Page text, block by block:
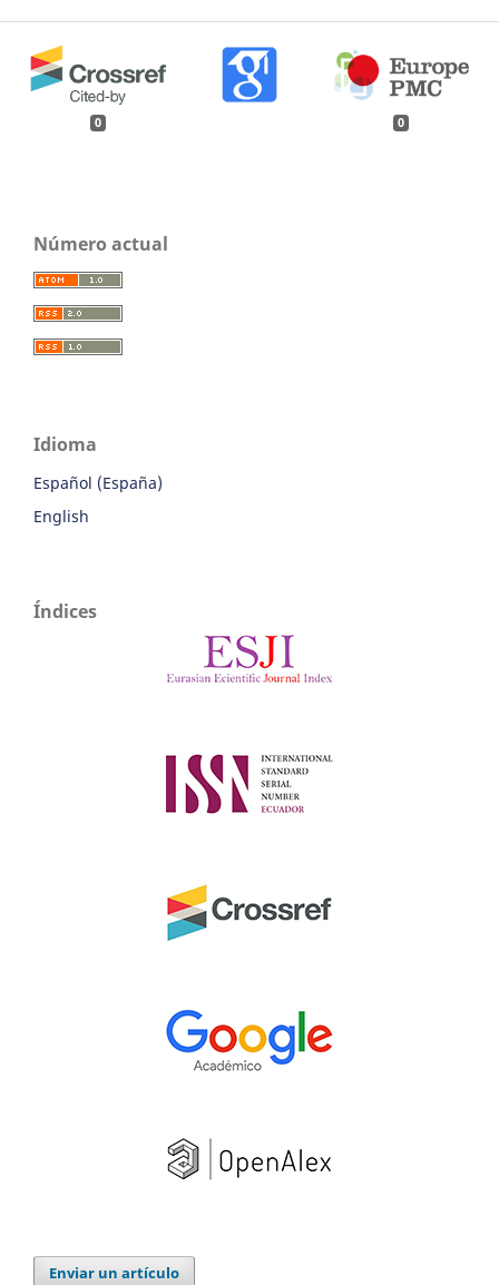
0 0
Número actual
Idioma
Español (España)
English
Índices
Enviar un artículo